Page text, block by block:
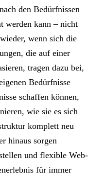
den Bedürfnissen
werden kann – nicht
wenn sich die
die auf einer
tragen dazu bei,
Bedürfnisse
schaffen können,
wie sie es sich
komplett neu
hinaus sorgen
und flexible Web-
für immer